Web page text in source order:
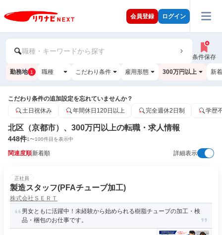
会員登録 ログイン
職種・キーワードから探す
条件保存
勤務地 1 職種 こだわり条件 雇用形態 300万円以上 新
こだわり条件の追加設定を忘れていませんか？
土日祝休み
年間休日120日以上 完全週休2日制 学歴
北区（京都市）、300万円以上の転職・求人情報
448件1〜100件目を表示中
関連度順新着順 詳細表示
正社員
製造スタッフ(PFAチューブ加工)
株式会社ＳＥＲＴ
男女ともに活躍中！未経験から始められる樹脂チューブの加工・検
品・梱包のお仕事です。